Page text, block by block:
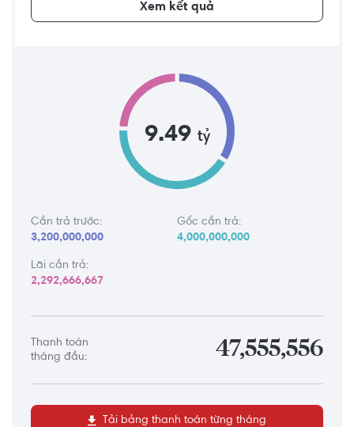
Xem kết quả
9.49 tỷ
Cần trả trước:
3,200,000,000
Gốc cần trả:
4,000,000,000
Lãi cần trả:
2,292,666,667
Thanh toán
tháng đầu:
47,555,556
Tải bảng thanh toán từng tháng